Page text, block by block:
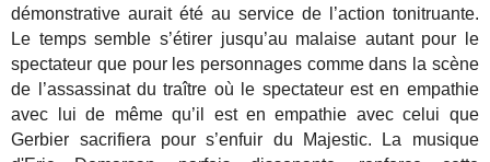
démonstrative aurait été au service de l’action tonitruante.
Le temps semble s’étirer jusqu’au malaise autant pour le
spectateur que pour les personnages comme dans la scène
de l’assassinat du traître où le spectateur est en empathie
avec lui de même qu’il est en empathie avec celui que
Gerbier sacrifiera pour s’enfuir du Majestic. La musique